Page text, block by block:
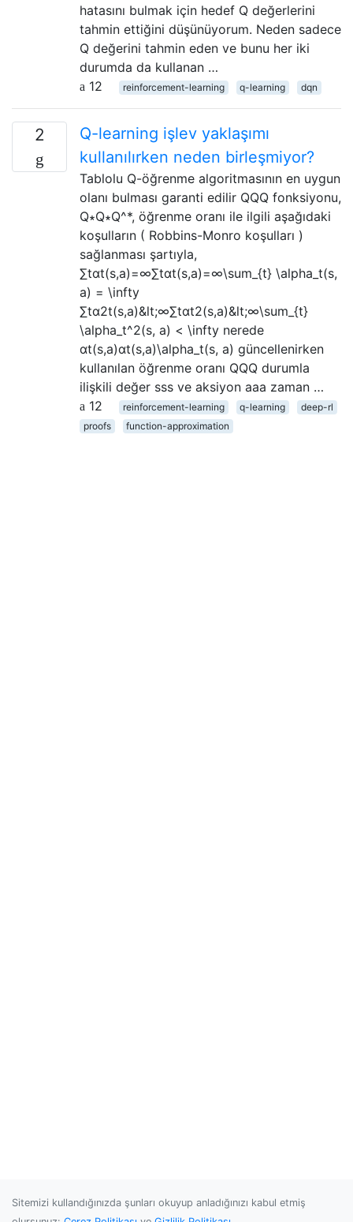
hatasını bulmak için hedef Q değerlerini
tahmin ettiğini düşünüyorum. Neden sadece
Q değerini tahmin eden ve bunu her iki
durumda da kullanan …
12
reinforcement-learning q-learning dqn
2
Q-learning işlev yaklaşımı
kullanılırken neden birleşmiyor?
Tablolu Q-öğrenme algoritmasının en uygun
olanı bulması garanti edilir QQQ fonksiyonu,
Q∗Q∗Q^*, öğrenme oranı ile ilgili aşağıdaki
koşulların ( Robbins-Monro koşulları )
sağlanması şartıyla,
∑tαt(s,a)=∞∑tαt(s,a)=∞\sum_{t} \alpha_t(s,
a) = \infty
∑tα2t(s,a)&lt;∞∑tαt2(s,a)&lt;∞\sum_{t}
\alpha_t^2(s, a) < \infty nerede
αt(s,a)αt(s,a)\alpha_t(s, a) güncellenirken
kullanılan öğrenme oranı QQQ durumla
ilişkili değer sss ve aksiyon aaa zaman …
12
reinforcement-learning q-learning
deep-rl
proofs
function-approximation
Sitemizi kullandığınızda şunları okuyup anladığınızı kabul etmiş